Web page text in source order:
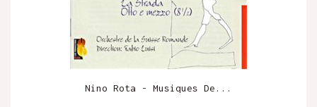
Nino Rota - Musiques De...